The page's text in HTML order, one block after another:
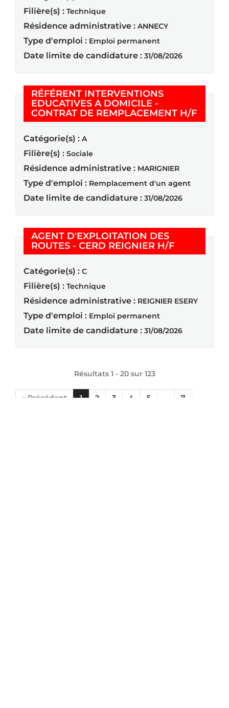
Filière(s) : Technique
Résidence administrative : ANNECY
Type d'emploi : Emploi permanent
Date limite de candidature : 31/08/2026
RÉFÉRENT INTERVENTIONS
EDUCATIVES A DOMICILE -
CONTRAT DE REMPLACEMENT H/F
Catégorie(s) : A
Filière(s) : Sociale
Résidence administrative : MARIGNIER
Type d'emploi : Remplacement d'un agent
Date limite de candidature : 31/08/2026
AGENT D'EXPLOITATION DES
ROUTES - CERD REIGNIER H/F(Nouvelle
Catégorie(s) : C
Filière(s) : Technique
Résidence administrative : REIGNIER ESERY
Type d'emploi : Emploi permanent
Date limite de candidature : 31/08/2026
Résultats 1 - 20 sur 123
« Précédent 1 2 3 4 5
7